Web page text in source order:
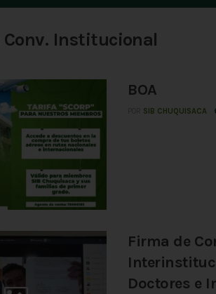
Conv. Institucional
BOA
SIB CHUQUISACA
Firma de
Doctores e